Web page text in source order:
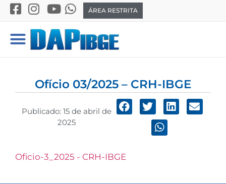
ÁREA RESTRITA
Ofício 03/2025 – CRH-IBGE
Publicado:15 de abril de
2025
Oficio-3_2025 - CRH-IBGE